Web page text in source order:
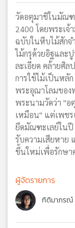
วัดอตุมาชิในมัณฑ
2400 โดยพระเ
ฉบับในหีบไม้สักจ
ไม้กรุด้วยอิฐและ
ละเอียด คล้ายศิล
การใช้ไม้เป็นหลั
พระอุณาโลมของ
พระนามวัดว่า "อ
เหมือน" แต่เพชร
ยึดมัณฑะเลย์ในปี
รับความเสียหาย
ขึ้นใหม่เพื่อรักษา
ผู้จัดรายการ
กิติมาภรณ์